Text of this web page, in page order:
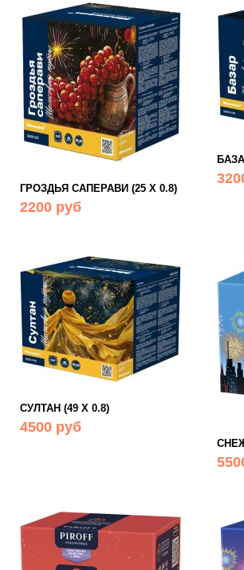
ГРОЗДЬЯ САПЕРАВИ (25 Х 0.8)
2200 руб
СУЛТАН (49 Х 0.8)
4500 руб